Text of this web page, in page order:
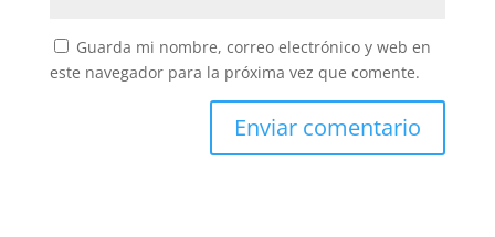
Guarda mi nombre, correo electrónico y web en
este navegador para la próxima vez que comente.